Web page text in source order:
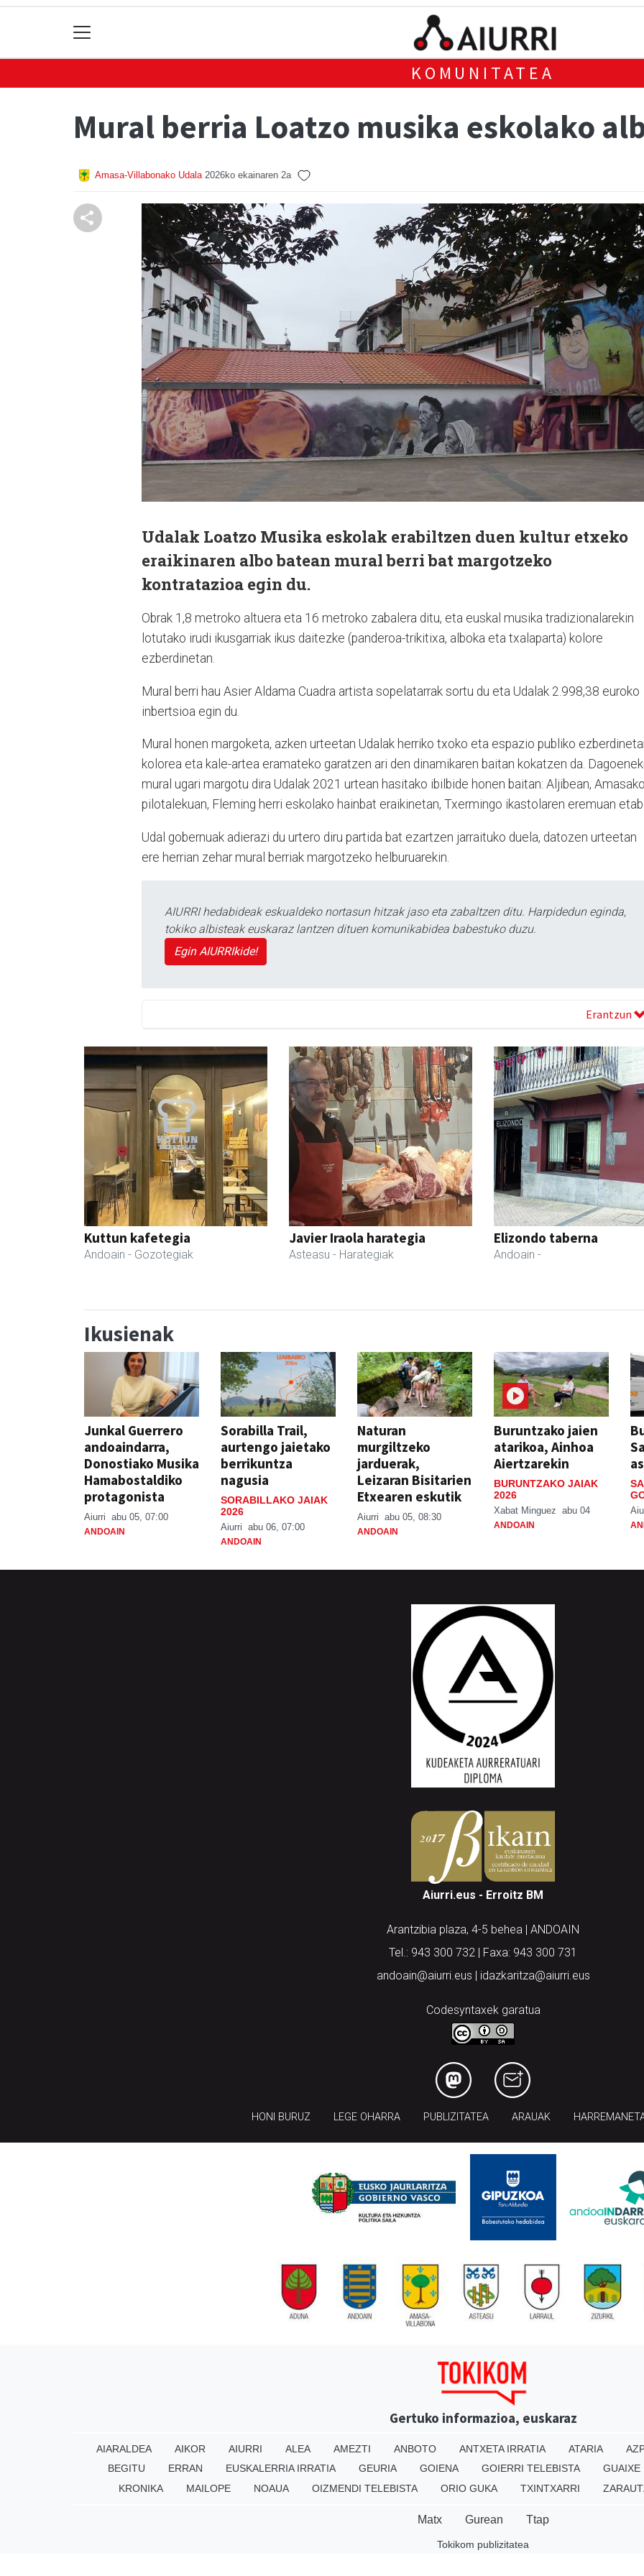
KOMUNITATEA
Mural berria Loatzo musika eskolako
Amasa-Villabonako Udala 2026ko ekainaren 2a
Udalak Loatzo Musika eskolak erabiltzen duen kultur etxeko
eraikinaren albo batean mural berri bat margotzeko
kontratazioa egin du.
Obrak 1,8 metroko altuera eta 16 metroko zabalera ditu, eta euskal musika tradizionalarekin
lotutako irudi ikusgarriak ikus daitezke (panderoa-trikitixa, alboka eta txalaparta) kolore
ezberdinetan.
Mural berri hau Asier Aldama Cuadra artista sopelatarrak sortu du eta Udalak 2.998,38 euroko
inbertsioa egin du.
Mural honen margoketa, azken urteetan Udalak herriko txoko eta espazio publiko
kolorea eta kale-artea eramateko garatzen ari den dinamikaren baitan kokatzen da.
mural ugari margotu dira Udalak 2021 urtean hasitako ibilbide honen baitan: Aljibean, Amasako
pilotalekuan, Fleming herri eskolako hainbat eraikinetan, Txermingo ikastolaren eremuan etab.
Udal gobernuak adierazi du urtero diru partida bat ezartzen jarraituko duela, datozen urteetan
ere herrian zehar mural berriak margotzeko helburuarekin.
AIURRI hedabideak eskualdeko nortasun hitzak jaso eta zabaltzen ditu. Harpidedun eginda,
tokiko albisteak euskaraz lantzen dituen komunikabidea babestuko duzu.
Egin AIURRIkide!
Erantzun
Kuttun kafetegia
Andoain - Gozotegiak
Javier Iraola harategia
Asteasu - Harategiak
Elizondo taberna
Andoain -
Ikusienak
Junkal Guerrero
andoaindarra,
Donostiako Musika
Hamabostaldiko
protagonista
Aiurri abu 05, 07:00
ANDOAIN
Sorabilla Trail,
aurtengo jaietako
berrikuntza
nagusia
SORABILLAKO JAIAK
2026
Aiurri abu 06, 07:00
ANDOAIN
Naturan
murgiltzeko
jarduerak,
Leizaran Bisitarien
Etxearen eskutik
Aiurri abu 05, 08:30
ANDOAIN
Buruntzako jaien
atarikoa, Ainhoa
Aiertzarekin
BURUNTZAKO JAIAK
2026
Xabat Minguez abu 04
ANDOAIN
Aiurri.eus - Erroitz BM
Arantzibia plaza, 4-5 behea | ANDOAIN
Tel.: 943 300 732 | Faxa: 943 300 731
andoain@aiurri.eus | idazkaritza@aiurri.eus
Codesyntaxek garatua
HONI BURUZ LEGE OHARRA PUBLIZITATEA ARAUAK
Gertuko informazioa, euskaraz
AIARALDEA AIKOR AIURRI ALEA AMEZTI ANBOTO ANTXETA IRRATIA ATARIA
BEGITU
ERRAN EUSKALERRIA IRRATIA GEURIA GOIENA GOIERRI TELEBISTA GUAIXE
KRONIKA
MAILOPE NOAUA OIZMENDI TELEBISTA ORIO GUKA TXINTXARRI
Matx Gurean Ttap
Tokikom publizitatea